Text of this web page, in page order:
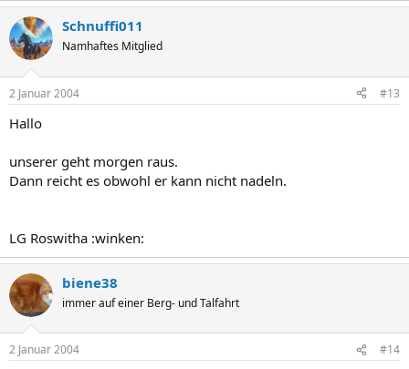
Schnuffi011
Namhaftes Mitglied
2 Januar 2004 #13
Hallo
unserer geht morgen raus.
Dann reicht es obwohl er kann nicht nadeln.
LG Roswitha :winken:
biene38
immer auf einer Berg- und Talfahrt
2 Januar 2004 #14